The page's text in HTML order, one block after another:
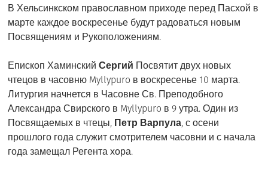
В Хельсинкском православном приходе перед Пасхой в
марте каждое воскресенье будут радоваться новым
Посвящениям и Рукоположениям.
Епископ ХаминскийСергий Посвятит двух новых
чтецов в часовню Myllypuro в воскресенье 10 марта.
Литургия начнется в Часовне Св. Преподобного
Александра Свирского в Myllypuro в 9 утра. Один из
Посвящаемых в чтецы, Петр Варпула, с осени
прошлого года служит смотрителем часовни и с начала
года замещал Регента хора.